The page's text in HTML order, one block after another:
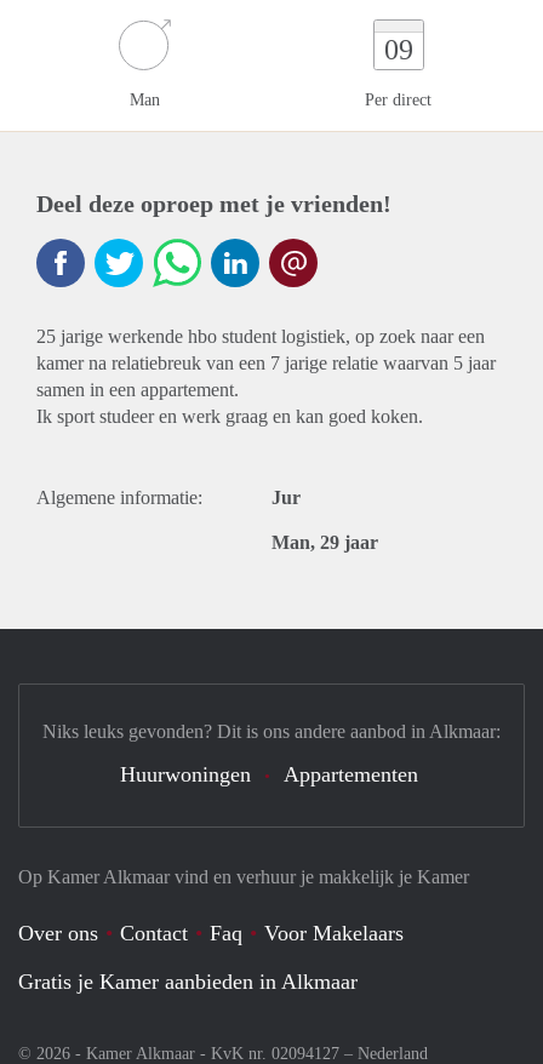
Man
09
Per direct
Deel deze oproep met je vrienden!
25 jarige werkende hbo student logistiek, op zoek naar een
kamer na relatiebreuk van een 7 jarige relatie waarvan 5 jaar
samen in een appartement.
Ik sport studeer en werk graag en kan goed koken.
Algemene informatie: Jur
Man, 29 jaar
Op Kamer Alkmaar vind en verhuur je makkelijk je Kamer
Over ons Contact Faq
Voor Makelaars
Gratis je Kamer aanbieden in Alkmaar
© 2026 - Kamer Alkmaar - KvK nr. 02094127 – Nederland
Niks leuks gevonden? Dit is ons andere aanbod in Alkmaar:
Huurwoningen Appartementen